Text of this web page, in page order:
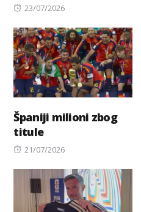
Posted
23/07/2026
Španiji milioni zbog
titule
Posted
21/07/2026